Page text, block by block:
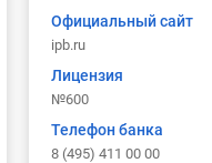
Официальный сайт
ipb.ru
Лицензия
№600
Телефон банка
8 (495) 411 00 00